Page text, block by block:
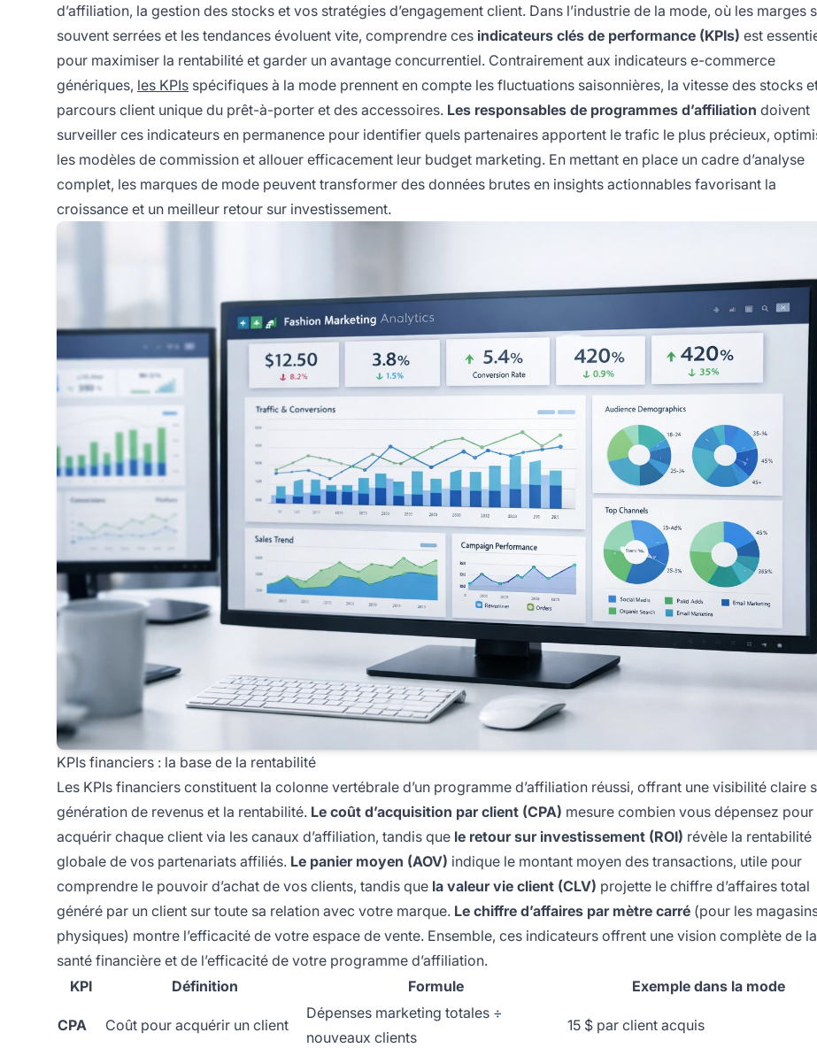
d’affiliation, la gestion des stocks et vos stratégies d’engagement client. Dans l’industrie de la mode, où les marges
souvent serrées et les tendances évoluent vite, comprendre ces indicateurs clés de performance (KPIs) est
pour maximiser la rentabilité et garder un avantage concurrentiel. Contrairement aux indicateurs e-commerce
génériques, les KPIs spécifiques à la mode prennent en compte les fluctuations saisonnières, la vitesse des stocks
parcours client unique du prêt-à-porter et des accessoires. Les responsables de programmes d’affiliation doivent
surveiller ces indicateurs en permanence pour identifier quels partenaires apportent le trafic le plus précieux,
les modèles de commission et allouer efficacement leur budget marketing. En mettant en place un cadre d’analyse
complet, les marques de mode peuvent transformer des données brutes en insights actionnables favorisant la
croissance et un meilleur retour sur investissement.
KPIs financiers : la base de la rentabilité
Les KPIs financiers constituent la colonne vertébrale d’un programme d’affiliation réussi, offrant une visibilité claire
génération de revenus et la rentabilité. Le coût d’acquisition par client (CPA) mesure combien vous dépensez pour
acquérir chaque client via les canaux d’affiliation, tandis que le retour sur investissement (ROI) révèle la rentabilité
globale de vos partenariats affiliés. Le panier moyen (AOV) indique le montant moyen des transactions, utile pour
comprendre le pouvoir d’achat de vos clients, tandis que la valeur vie client (CLV) projette le chiffre d’affaires total
généré par un client sur toute sa relation avec votre marque. Le chiffre d’affaires par mètre carré (pour les
physiques) montre l’efficacité de votre espace de vente. Ensemble, ces indicateurs offrent une vision complète de la
santé financière et de l’efficacité de votre programme d’affiliation.
KPI
Définition Formule Exemple dans la mode
CPA Coût pour acquérir un client
Dépenses marketing totales ÷
nouveaux clients
15 $ par client acquis